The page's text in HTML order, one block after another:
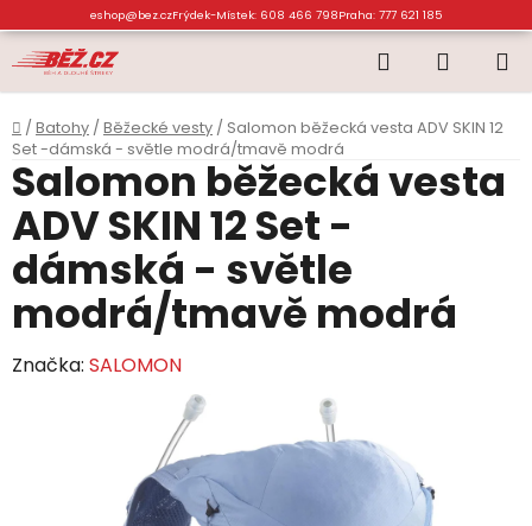
na
obsah
eshop@bez.czFrýdek-Místek: 608 466 798Praha: 777 621 185
Hledat
KOŠÍK
Domů
/ Batohy / Běžecké vesty / Salomon běžecká vesta ADV SKIN 12
Set -dámská - světle modrá/tmavě modrá
Salomon běžecká vesta
ADV SKIN 12 Set -
dámská - světle
modrá/tmavě modrá
Značka: SALOMON